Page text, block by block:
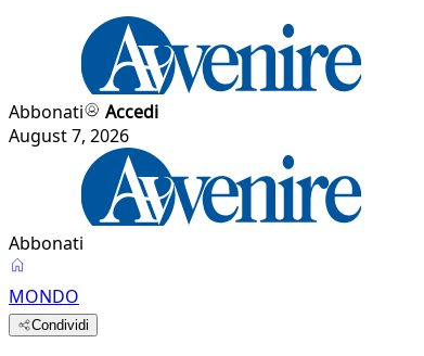
Abbonati
Accedi
August 7, 2026
Abbonati
MONDO
Condividi